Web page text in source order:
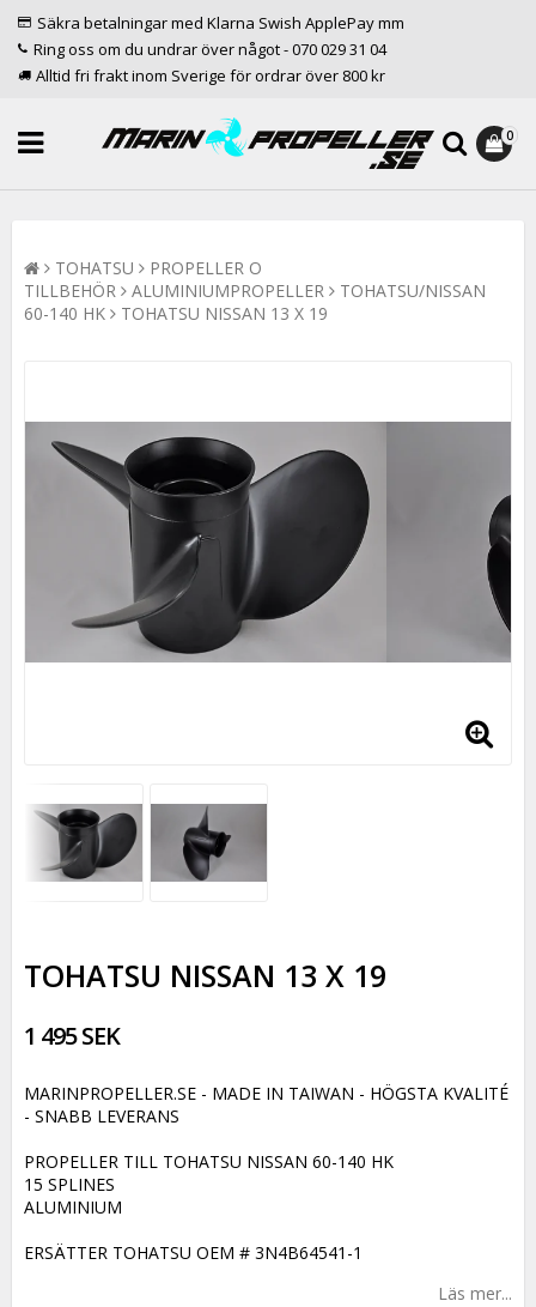
Säkra betalningar med Klarna Swish ApplePay mm
Ring oss om du undrar över något - 070 029 31 04
Alltid fri frakt inom Sverige för ordrar över 800 kr
0
TOHATSU
PROPELLER O
TILLBEHÖR
ALUMINIUMPROPELLER
TOHATSU/NISSAN
60-140 HK
TOHATSU NISSAN 13 X 19
TOHATSU NISSAN 13 X 19
1 495 SEK
MARINPROPELLER.SE - MADE IN TAIWAN - HÖGSTA KVALITÉ
- SNABB LEVERANS
PROPELLER TILL TOHATSU NISSAN 60-140 HK
15 SPLINES
ALUMINIUM
ERSÄTTER TOHATSU OEM # 3N4B64541-1
Läs mer...